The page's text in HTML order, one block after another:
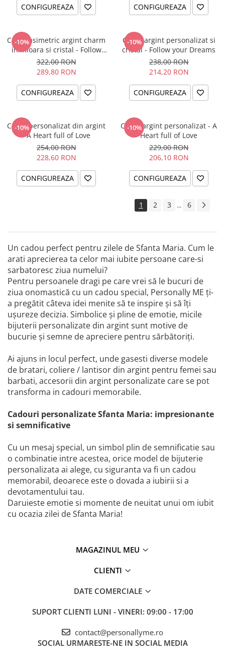
CONFIGUREAZA CONFIGUREAZA
-10%
Colier asimetric argint charm
inimioara si cristal - Follow
your Dreams
322,00 RON
289,80 RON
CONFIGUREAZA
-10%
Colier argint personalizat si
cristal - Follow your Dreams
238,00 RON
214,20 RON
CONFIGUREAZA
-10%
Colier personalizat din argint
- A Heart full of Love
254,00 RON
228,60 RON
CONFIGUREAZA
-10%
Colier argint personalizat - A
Heart full of Love
229,00 RON
206,10 RON
CONFIGUREAZA
1 2 3 ... 6
Un cadou perfect pentru zilele de Sfanta Maria. Cum le
arati aprecierea ta celor mai iubite persoane care-si
sarbatoresc ziua numelui?
Pentru persoanele dragi pe care vrei să le bucuri de
ziua onomastică cu un cadou special, Personally ME ți-
a pregătit câteva idei menite să te inspire și să îți
ușureze decizia. Simbolice și pline de emotie, micile
bijuterii personalizate din argint sunt motive de
bucurie și semne de apreciere pentru sărbătoriți.
Ai ajuns in locul perfect, unde gasesti diverse modele
de bratari, coliere / lantisor din argint pentru femei sau
barbati, accesorii din argint personalizate care se pot
transforma in cadouri memorabile.
Cadouri personalizate Sfanta Maria: impresionante
si semnificative
Cu un mesaj special, un simbol plin de semnificatie sau
o combinatie intre acestea, orice model de bijuterie
personalizata ai alege, cu siguranta va fi un cadou
memorabil, deoarece este o dovada a iubirii si a
devotamentului tau.
Daruieste emotie si momente de neuitat unui om iubit
cu ocazia zilei de Sfanta Maria!
MAGAZINUL MEU
CLIENTI
DATE COMERCIALE
SUPORT CLIENTI LUNI - VINERI: 09:00 - 17:00
contact@personallyme.ro
SOCIAL URMARESTE-NE IN SOCIAL MEDIA